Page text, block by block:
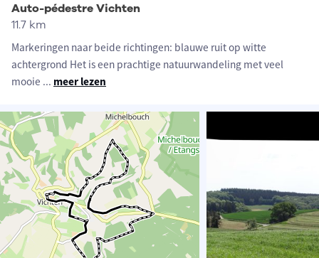
Auto-pédestre Vichten
11.7 km
Markeringen naar beide richtingen: blauwe ruit op witte
achtergrond Het is een prachtige natuurwandeling met veel
mooie ... meer lezen